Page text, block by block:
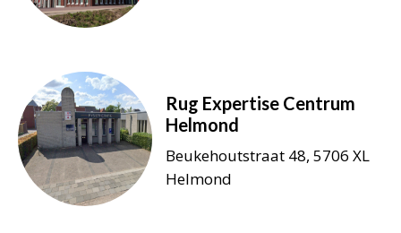
Rug Expertise Centrum
Helmond
Beukehoutstraat 48, 5706 XL
Helmond